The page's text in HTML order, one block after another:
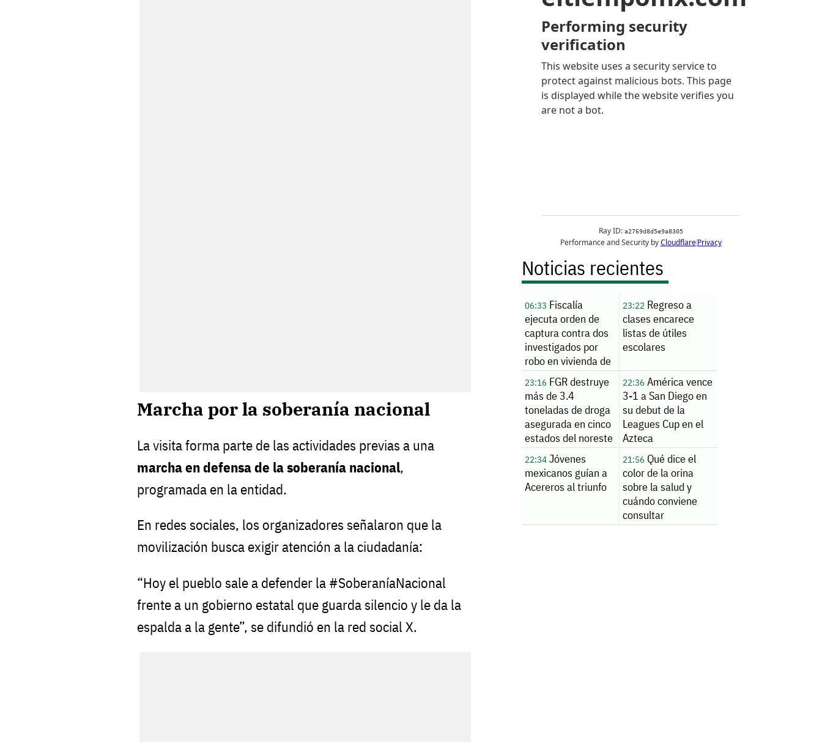
Marcha por la soberanía nacional
La visita forma parte de las actividades previas a una
marcha en defensa de la soberanía nacional,
programada en la entidad.
En redes sociales, los organizadores señalaron que la
movilización busca exigir atención a la ciudadanía:
“Hoy el pueblo sale a defender la #SoberaníaNacional
frente a un gobierno estatal que guarda silencio y le da la
espalda a la gente”, se difundió en la red social X.
Noticias recientes
06:33 Fiscalía
ejecuta orden de
captura contra dos
investigados por
robo en vivienda de
Allende
23:22Regreso a
clases encarece
listas de útiles
escolares
23:16 FGR destruye
más de 3.4
toneladas de droga
asegurada en cinco
estados del noreste
22:36América vence
3-1 a San Diego en
su debut de la
Leagues Cup en el
Azteca
22:34 Jóvenes
mexicanos guían a
Acereros al triunfo
21:56Qué dice el
color de la orina
sobre la salud y
cuándo conviene
consultar